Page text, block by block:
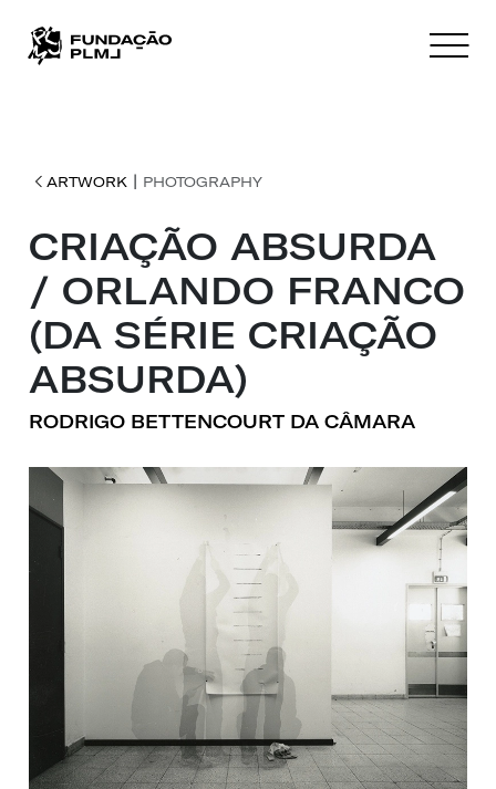
ARTWORK | PHOTOGRAPHY
CRIAÇÃO ABSURDA
/ ORLANDO FRANCO
(DA SÉRIE CRIAÇÃO
ABSURDA)
RODRIGO BETTENCOURT DA CÂMARA